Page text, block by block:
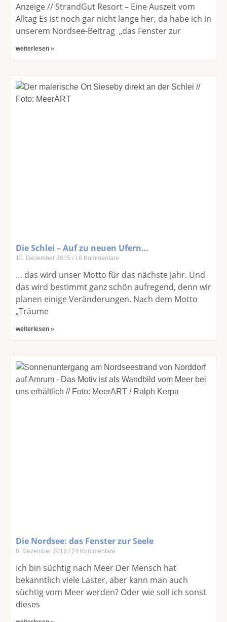
Anzeige // StrandGut Resort – Eine Auszeit vom
Alltag Es ist noch gar nicht lange her, da habe ich in
unserem Nordsee-Beitrag „das Fenster zur
weiterlesen »
Die Schlei – Auf zu neuen Ufern…
10. Dezember 2015 16 Kommentare
… das wird unser Motto für das nächste Jahr. Und
das wird bestimmt ganz schön aufregend, denn wir
planen einige Veränderungen. Nach dem Motto
„Träume
weiterlesen »
Die Nordsee: das Fenster zur Seele
8. Dezember 2015 24 Kommentare
Ich bin süchtig nach Meer Der Mensch hat
bekanntlich viele Laster, aber kann man auch
süchtig vom Meer werden? Oder wie soll ich sonst
dieses